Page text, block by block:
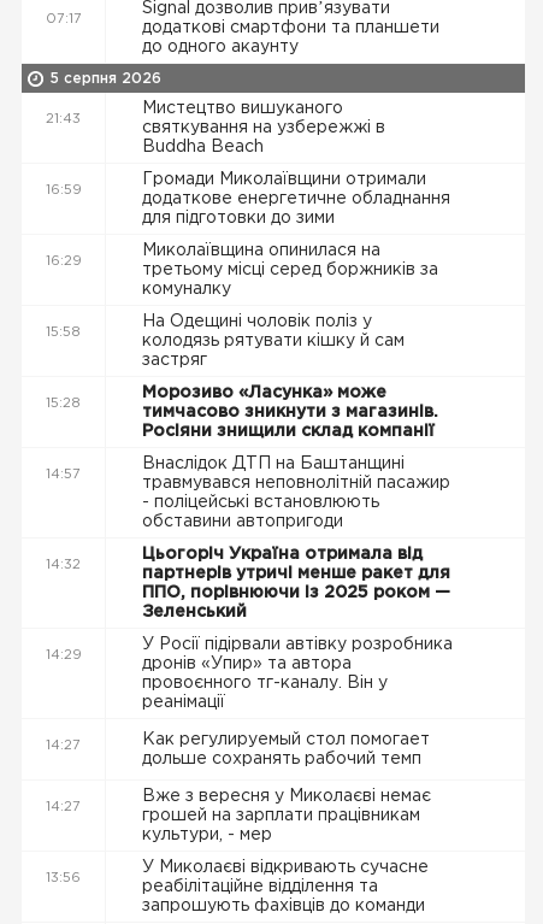
07:17
Signal дозволив привʼязувати
додаткові смартфони та планшети
до одного акаунту
5 серпня 2026
21:43
Мистецтво вишуканого
святкування на узбережжі в
Buddha Beach
16:59
Громади Миколаївщини отримали
додаткове енергетичне обладнання
для підготовки до зими
16:29
Миколаївщина опинилася на
третьому місці серед боржників за
комуналку
15:58
На Одещині чоловік поліз у
колодязь рятувати кішку й сам
застряг
15:28
Морозиво «Ласунка» може
тимчасово зникнути з магазинів.
Росіяни знищили склад компанії
14:57
Внаслідок ДТП на Баштанщині
травмувався неповнолітній пасажир
- поліцейські встановлюють
обставини автопригоди
14:32
Цьогоріч Україна отримала від
партнерів утричі менше ракет для
ППО, порівнюючи із 2025 роком —
Зеленський
14:29
У Росії підірвали автівку розробника
дронів «Упир» та автора
провоєнного тг-каналу. Він у
реанімації
14:27
Как регулируемый стол помогает
дольше сохранять рабочий темп
14:27
Вже з вересня у Миколаєві немає
грошей на зарплати працівникам
культури, - мер
13:56
У Миколаєві відкривають сучасне
реабілітаційне відділення та
запрошують фахівців до команди